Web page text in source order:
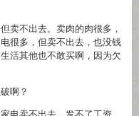
卖不出去。卖肉的肉很多，
很多，但卖不出去，也没钱
活其他也不敢买啊，因为欠
啊？